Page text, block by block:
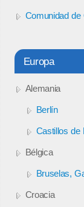
Comunidad de
Europa
Alemania
Berlín
Castillos de
Bélgica
Bruselas,
Croacia